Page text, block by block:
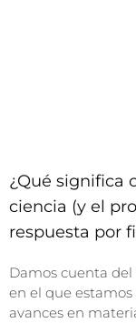
¿Qué significa
ciencia (y el
respuesta por
Damos cuenta
en el que
avances en